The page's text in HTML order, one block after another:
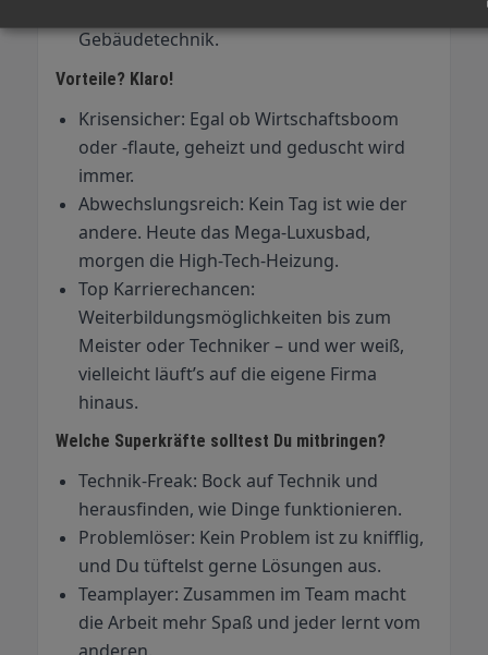
Gebäudetechnik.
Vorteile? Klaro!
Krisensicher: Egal ob Wirtschaftsboom
oder -flaute, geheizt und geduscht wird
immer.
Abwechslungsreich: Kein Tag ist wie der
andere. Heute das Mega-Luxusbad,
morgen die High-Tech-Heizung.
Top Karrierechancen:
Weiterbildungsmöglichkeiten bis zum
Meister oder Techniker – und wer weiß,
vielleicht läuft’s auf die eigene Firma
hinaus.
Welche Superkräfte solltest Du mitbringen?
Technik-Freak: Bock auf Technik und
herausfinden, wie Dinge funktionieren.
Problemlöser: Kein Problem ist zu knifflig,
und Du tüftelst gerne Lösungen aus.
Teamplayer: Zusammen im Team macht
die Arbeit mehr Spaß und jeder lernt vom